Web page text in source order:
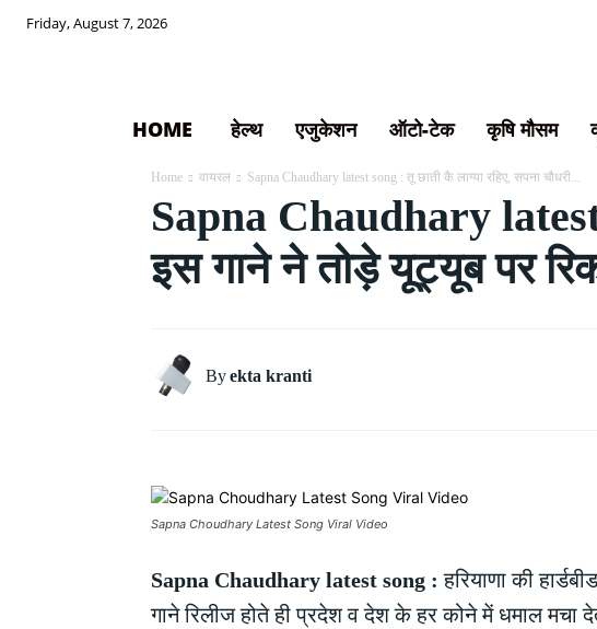
Friday, August 7, 2026
HOME हेल्थ एजुकेशन ऑटो-टेक कृषि मौसम
Home वायरल Sapna Chaudhary latest song : तू छाती कै लाग्या रहिए, सपना चौधरी...
Sapna Chaudhary latest
इस गाने ने तोड़े यूट्यूब पर
Byekta kranti
Sapna Choudhary Latest Song Viral Video
Sapna Chaudhary latest song : हरियाणा की
गाने रिलीज होते ही प्रदेश व देश के हर कोने में धमाल